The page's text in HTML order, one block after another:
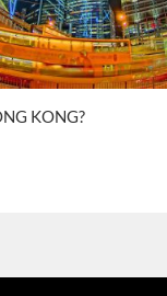
KONG?